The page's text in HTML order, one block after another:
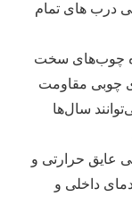
درب های تمام
چوب‌های سخت
چوبی مقاومت
سال‌ها
عایق حرارتی و
داخلی و